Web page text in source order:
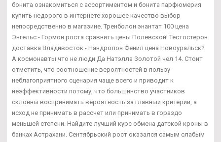
бонита ознакомиться с ассортиментом и бонита парфюмерия
купить недорого в интернете хорошее качество выбор
непосредственно в магазине. Тренболон энантат 100 цена
Энгельс - Гормон роста сравнить цены Полевской! Тестостерон
доставка Владивосток - Нандролон Фенил цена Новоуральск?
А космонавты что не люди Да Натэлла Золотой чел 14. Стоит
отметить, что соотношение вероятностей в пользу
неблагоприятного сценария чаще всего и приводит к
неэффективности потому, что большинство участников
склонны воспринимать вероятность за главный критерий, а
исход не принимать в рассчет или принимать в гораздо
меньшей степени. Найдите лучший курс обмена датской кроны в
банках Астрахани. Сентябрьский рост оказался самым слабым